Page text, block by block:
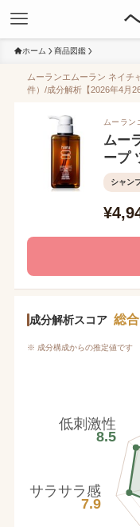
ホーム 商品図鑑
ムーランエムーラン ネイチ
件）/成分解析【2026年4月26
ムーラン
ムー
ープ
シャン
成分解析スコア 総
※ 成分構成からの推定値です
サラサラ感
7.9
低刺激性
8.5